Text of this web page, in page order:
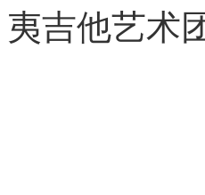
夷吉他艺术